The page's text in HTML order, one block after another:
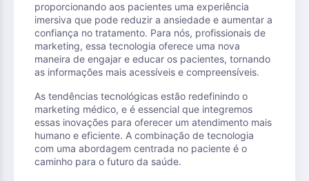
proporcionando aos pacientes uma experiência
imersiva que pode reduzir a ansiedade e aumentar a
confiança no tratamento. Para nós, profissionais de
marketing, essa tecnologia oferece uma nova
maneira de engajar e educar os pacientes, tornando
as informações mais acessíveis e compreensíveis.
As tendências tecnológicas estão redefinindo o
marketing médico, e é essencial que integremos
essas inovações para oferecer um atendimento mais
humano e eficiente. A combinação de tecnologia
com uma abordagem centrada no paciente é o
caminho para o futuro da saúde.